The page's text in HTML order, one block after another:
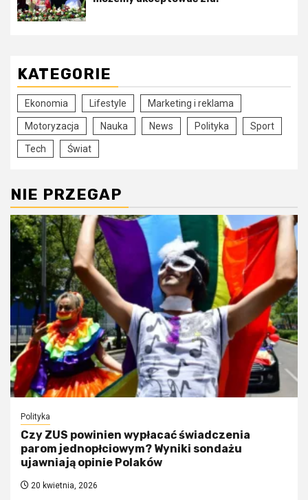
KATEGORIE
Ekonomia Lifestyle Marketing i reklama
Motoryzacja Nauka News Polityka Sport
Tech Świat
NIE PRZEGAP
Polityka
Czy ZUS powinien wypłacać świadczenia
parom jednopłciowym? Wyniki sondażu
ujawniają opinie Polaków
20 kwietnia, 2026